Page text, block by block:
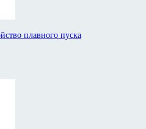
плавного пуска